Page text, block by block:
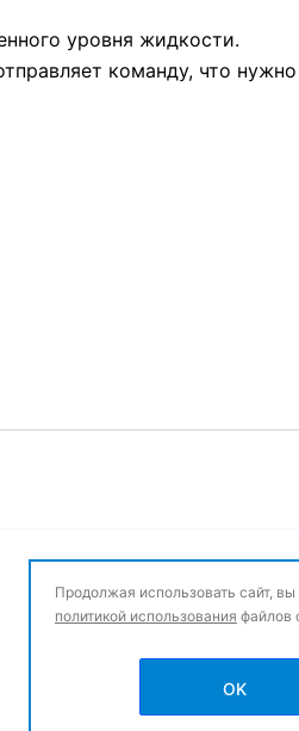
уровня жидкости.
команду, что нужно
Продолжая использовать сайт,
политикой использования файлов
OK